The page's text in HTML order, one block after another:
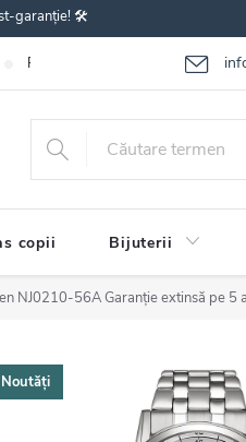
garanție! 🛠️
Reclamațiile bunurilor
copii Bijuterii
NJ0210-56AGaranție extinsă pe 5
Noutăți